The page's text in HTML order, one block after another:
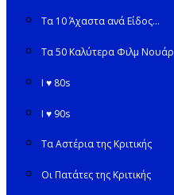
Τα 10 Άχαστα ανά Είδος…
Τα 50 Καλύτερα Φιλμ Νουάρ
I ♥ 80s
I ♥ 90s
Τα Αστέρια της Κριτικής
Οι Πατάτες της Κριτικής